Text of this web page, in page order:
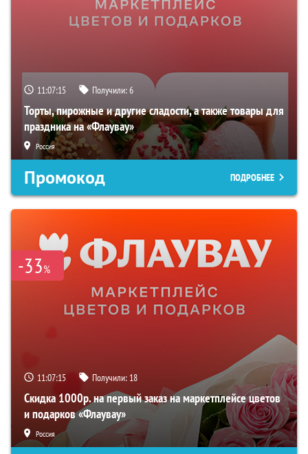
11:07:13 Получили:6
Торты, пирожные и другие сладости, а также товары для
праздника на «Флаувау»
Россия
Промокод ПОДРОБНЕЕ
-33%
11:07:13 Получили: 18
Скидка 1000р. на первый заказ на маркетплейсе цветов
и подарков «Флаувау»
Россия